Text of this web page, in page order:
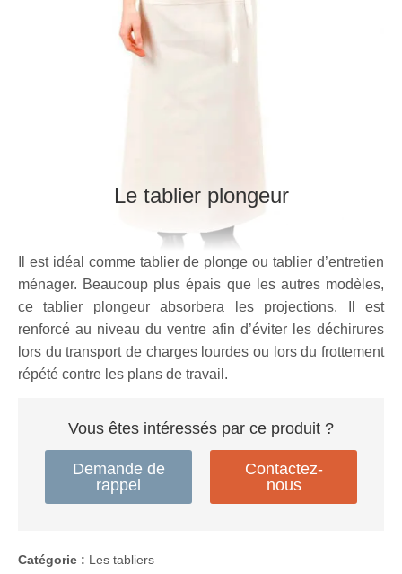
Le tablier plongeur
Il est idéal comme tablier de plonge ou tablier d’entretien
ménager. Beaucoup plus épais que les autres modèles,
ce tablier plongeur absorbera les projections. Il est
renforcé au niveau du ventre afin d’éviter les déchirures
lors du transport de charges lourdes ou lors du frottement
répété contre les plans de travail.
Vous êtes intéressés par ce produit ?
Demande de
rappel
Contactez-
nous
Catégorie : Les tabliers